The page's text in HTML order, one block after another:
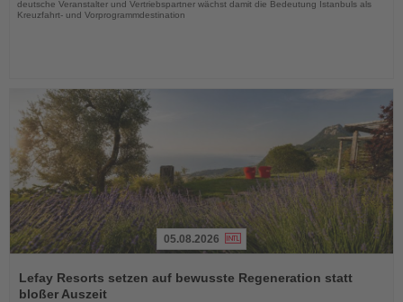
deutsche Veranstalter und Vertriebspartner wächst damit die Bedeutung Istanbuls als
Kreuzfahrt- und Vorprogrammdestination
Sie
die
05.08.2026
Lefay Resorts setzen auf bewusste Regeneration statt
bloßer Auszeit